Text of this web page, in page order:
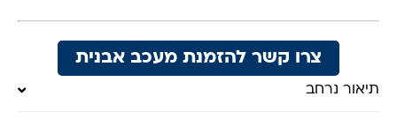
צרו קשר להזמנת מעכב אבנית
תיאור נרחב